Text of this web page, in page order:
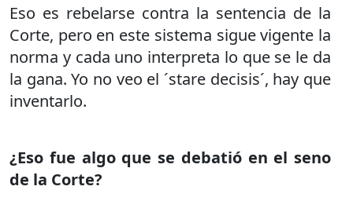
Eso es rebelarse contra la sentencia de la
Corte, pero en este sistema sigue vigente la
norma y cada uno interpreta lo que se le da
la gana. Yo no veo el ´stare decisis´, hay que
inventarlo.
¿Eso fue algo que se debatió en el seno
de la Corte?